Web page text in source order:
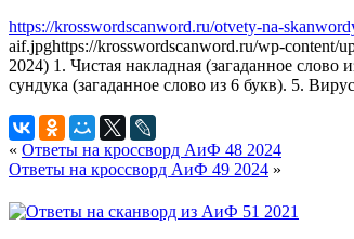
https://krosswordscanword.ru/otvety-na-
aif.jpghttps://krosswordscanword.ru/wp-content/
2024) 1. Чистая накладная (загаданное слово
сундука (загаданное слово из 6 букв). 5.
« Ответы на кроссворд АиФ 48 2024
Ответы на кроссворд АиФ 49 2024 »